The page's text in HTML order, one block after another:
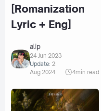
[Romanization
Lyric + Eng]
alip
24 Jun 2023
Update: 2
Aug 2024
4min read